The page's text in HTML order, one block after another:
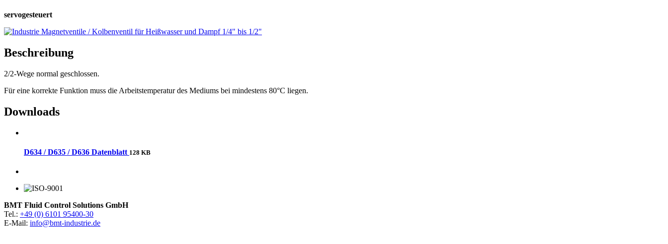
servogesteuert
Beschreibung
2/2-Wege normal geschlossen.
Für eine korrekte Funktion muss die Arbeitstemperatur des Mediums bei mindestens 80°C liegen.
Downloads
D634 / D635 / D636 Datenblatt 128 KB
BMT Fluid Control Solutions GmbH
Tel.: +49 (0) 6101 95400-30
E-Mail: info@bmt-industrie.de